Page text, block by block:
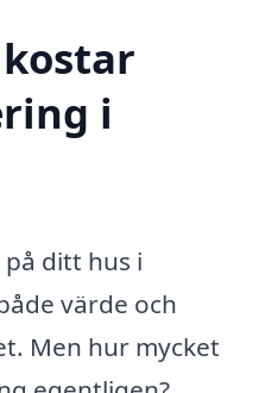
i
ditt hus i
värde och
Men hur mycket